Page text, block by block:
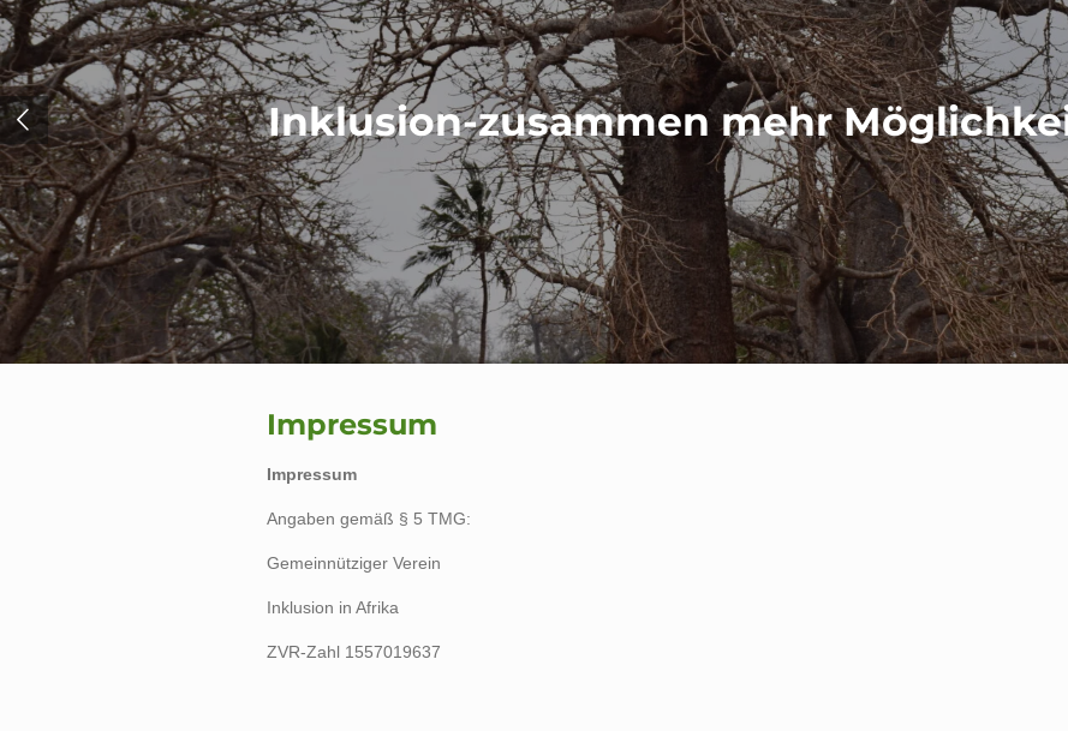
Inklusion-zusammen mehr
Impressum
Impressum
Angaben gemäß § 5 TMG:
Gemeinnütziger Verein
Inklusion in Afrika
ZVR-Zahl 1557019637